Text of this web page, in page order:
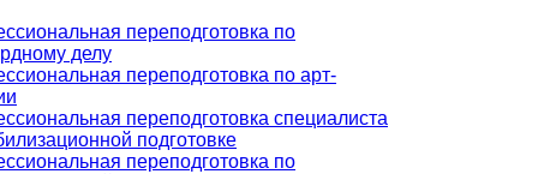
переподготовка по
делу
переподготовка по арт-
переподготовка специалиста
подготовке
переподготовка по